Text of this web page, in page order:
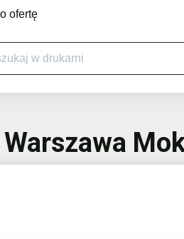
ofertę